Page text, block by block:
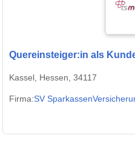
Quereinsteiger:in als
Kassel, Hessen, 34117
Firma:SV